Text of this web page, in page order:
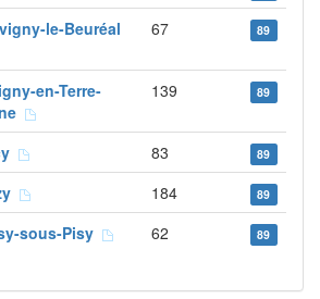
le-Beuréal 67 89
en-Terre-
139 89
83 89
184 89
sous-Pisy 62 89